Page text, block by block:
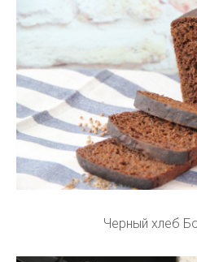
Черный хлеб